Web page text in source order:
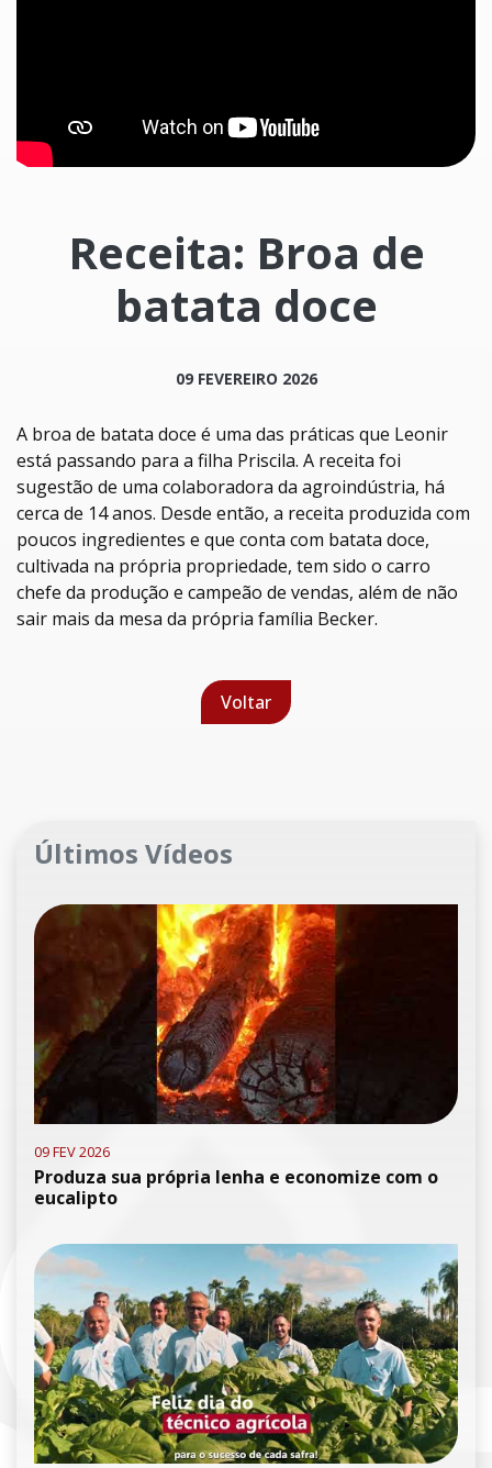
Receita: Broa de
batata doce
09 FEVEREIRO 2026
A broa de batata doce é uma das práticas que Leonir
está passando para a filha Priscila. A receita foi
sugestão de uma colaboradora da agroindústria, há
cerca de 14 anos. Desde então, a receita produzida com
poucos ingredientes e que conta com batata doce,
cultivada na própria propriedade, tem sido o carro
chefe da produção e campeão de vendas, além de não
sair mais da mesa da própria família Becker.
Voltar
Últimos Vídeos
09 FEV 2026
Produza sua própria lenha e economize com o
eucalipto